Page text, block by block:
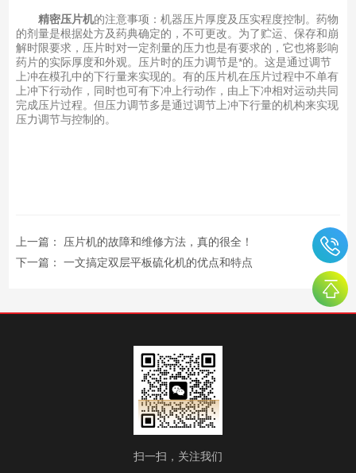
精密压片机的注意事项：机器压片厚度及压实程度控制。药物
的剂量是根据处方及药典确定的，不可更改。为了贮运、保存和崩
解时限要求，压片时对一定剂量的压力也是有要求的，它也将影响
药片的实际厚度和外观。压片时的压力调节是*的。这是通过调节
上冲在模孔中的下行量来实现的。有的压片机在压片过程中不单有
上冲下行动作，同时也可有下冲上行动作，由上下冲相对运动共同
完成压片过程。但压力调节多是通过调节上冲下行量的机构来实现
压力调节与控制的。
上一篇： 压片机的故障和维修方法，真的很全！
下一篇： 一文搞定双层平板硫化机的优点和特点
扫一扫，关注我们